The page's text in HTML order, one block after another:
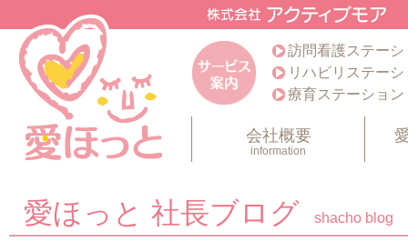
訪問看護ステー
リハビリステー
療育ステーション
会社概要
information
愛ほっと 社長ブログ shacho blog